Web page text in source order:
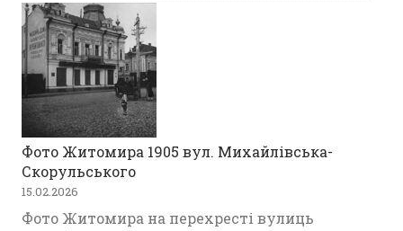
Фото Житомира 1905 вул. Михайлівська-
Скорульського
15.02.2026
Фото Житомира на перехресті вулиць